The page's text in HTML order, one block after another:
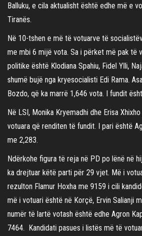
Balluku, e cila aktualisht është edhe më e
Tiranës.
Në 10-tshen e më të votuarve të
me mbi 6 mijë vota. Sa i përket më pak të
politike është Klodiana Spahiu, Fidel Ylli,
shumë bujë nga kryesocialisti Edi Rama.
Bozdo, që ka marrë 1,646 vota. I fundit
Në LSI, Monika Kryemadhi dhe Erisa
votuara që renditen të fundit. I pari është
me 2,283.
Ndërkohe figura të reja në PD po lënë në
ka drejtuar këtë parti për 29 vjet. Më i
rezulton Flamur Hoxha me 9159 i cili
më i votuari është në Korçë, Ervin Salianji
numër të lartë votash është edhe Agron
7464. Kandidati pasues i listës më të